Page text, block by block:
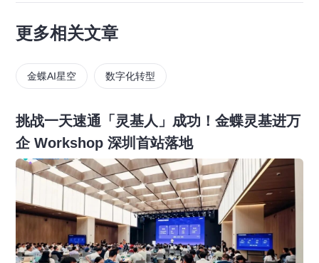
更多相关文章
金蝶AI星空 数字化转型
挑战一天速通「灵基人」成功！金蝶灵基进万
企 Workshop 深圳首站落地